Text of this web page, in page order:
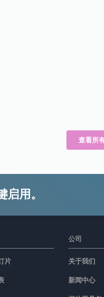
查看所
用。
片
公司
关于我们
新闻中心